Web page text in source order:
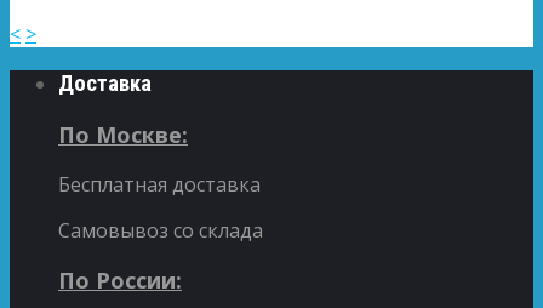
< >
Доставка
По Москве:
Бесплатная доставка
Самовывоз со склада
По России: